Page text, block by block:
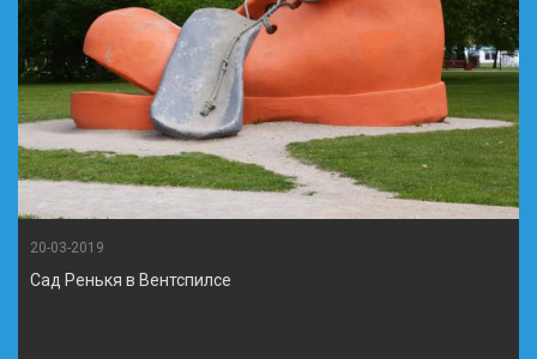
20-03-2019
Сад Ренькя в Вентспилсе